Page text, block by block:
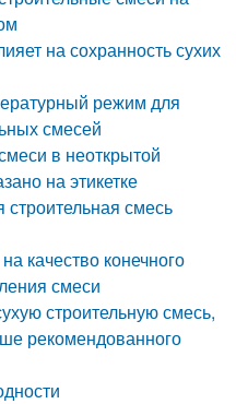
на сохранность сухих
режим для
смесей
в неоткрытой
на этикетке
строительная смесь
качество конечного
смеси
строительную смесь,
рекомендованного